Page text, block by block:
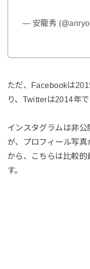
— 安龍秀
ただ、Facebookは
り、Twitterは2014年
インスタグラムは非
が、プロフィール写
から、こちらは比較的
す。